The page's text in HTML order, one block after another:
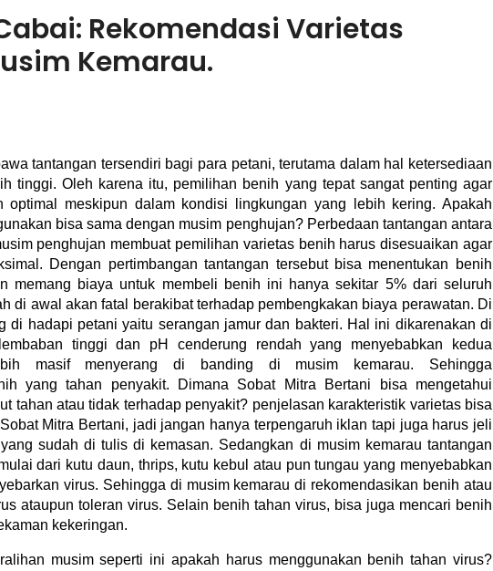
Rekomendasi Varietas
Kemarau.
tantangan tersendiri bagi para petani, terutama dalam hal ketersediaan
tinggi. Oleh karena itu, pemilihan benih yang tepat sangat penting agar
optimal meskipun dalam kondisi lingkungan yang lebih kering. Apakah
bisa sama dengan musim penghujan? Perbedaan tantangan antara
penghujan membuat pemilihan varietas benih harus disesuaikan agar
Dengan pertimbangan tantangan tersebut bisa menentukan benih
memang biaya untuk membeli benih ini hanya sekitar 5% dari seluruh
di awal akan fatal berakibat terhadap pembengkakan biaya perawatan. Di
di hadapi petani yaitu serangan jamur dan bakteri. Hal ini dikarenakan di
tinggi dan pH cenderung rendah yang menyebabkan kedua
masif menyerang di banding di musim kemarau. Sehingga
yang tahan penyakit. Dimana Sobat Mitra Bertani bisa mengetahui
tahan atau tidak terhadap penyakit? penjelasan karakteristik varietas bisa
Mitra Bertani, jadi jangan hanya terpengaruh iklan tapi juga harus jeli
sudah di tulis di kemasan. Sedangkan di musim kemarau tantangan
dari kutu daun, thrips, kutu kebul atau pun tungau yang menyebabkan
virus. Sehingga di musim kemarau di rekomendasikan benih atau
ataupun toleran virus. Selain benih tahan virus, bisa juga mencari benih
kekeringan.
musim seperti ini apakah harus menggunakan benih tahan virus?